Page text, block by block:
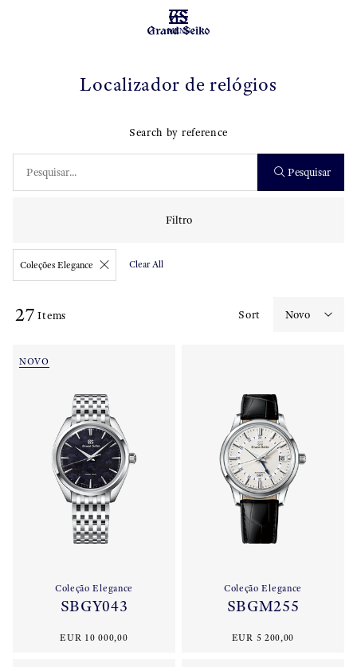
MENU
Localizador de relógios
Search by reference
Pesquisar
Filtro
Coleções Elegance Clear All
27 Items Sort
NOVO
Coleção Elegance
SBGY043
EUR 10 000,00
Coleção Elegance
SBGM255
EUR 5 200,00